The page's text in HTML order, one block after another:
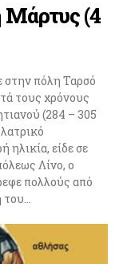
Μάρτυς (4
στην πόλη Ταρσό
τους χρόνους
(284 – 305
ηλικία, είδε σε
Λίνο, ο
πολλούς από